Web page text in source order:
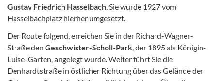
Gustav Friedrich Hasselbach . Sie wurde 1927 vom
Hasselbachplatz hierher umgesetzt.
Der Route folgend, erreichen Sie in der Richard-Wagner-
Straße den Geschwister-Scholl-Park , der 1895 als Königin-
Luise-Garten, angelegt wurde. Weiter führt Sie die
Denhardtstraße in östlicher Richtung über das Gelände der